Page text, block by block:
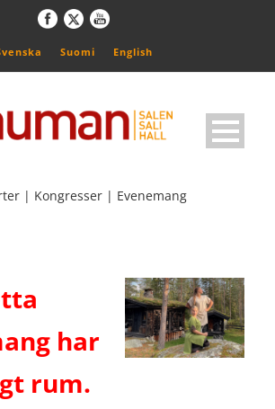
Suomi English
| Kongresser | Evenemang
har
rum.